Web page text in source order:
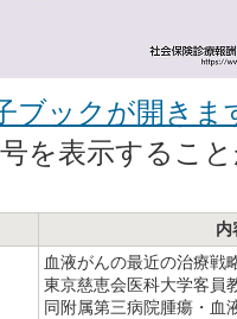
ブックが開きま
を表示するこ
内
血液がんの最近の治療戦
東京慈恵会医科大学客員
同附属第三病院腫瘍・血